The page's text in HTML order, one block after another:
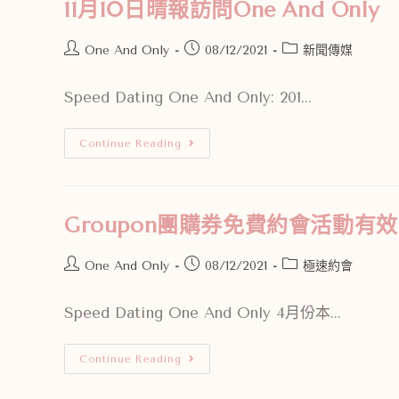
11月10日晴報訪問One And Only
One And Only 08/12/2021 新聞傳媒
Speed Dating One And Only: 201...
Continue Reading
Groupon團購券免費約會活動有
One And Only 08/12/2021 極速約會
Speed Dating One And Only 4月份本...
Continue Reading